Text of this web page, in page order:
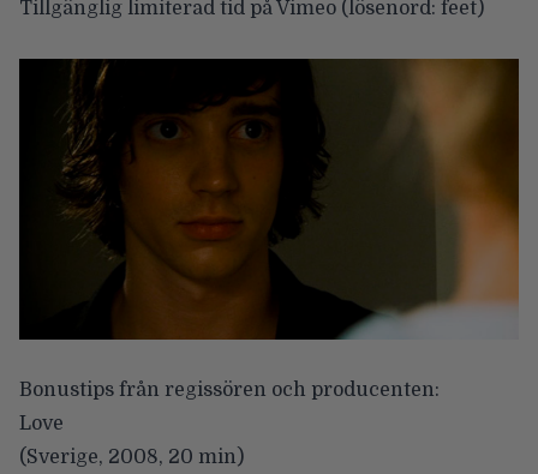
Tillgänglig limiterad tid på Vimeo (lösenord: feet)
Bonustips från regissören och producenten:
Love
(Sverige, 2008, 20 min)